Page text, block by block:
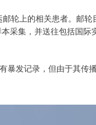
轮上的相关患者。邮轮
采集，并送往包括国际
暴发记录，但由于其传